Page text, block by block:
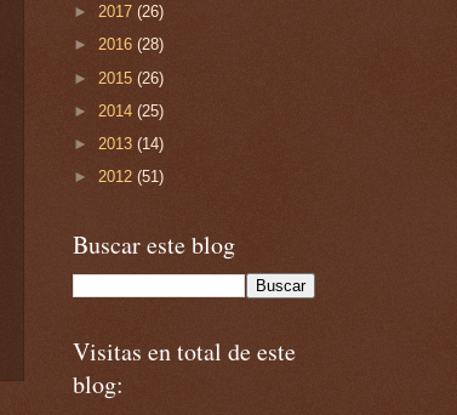
► 2017 (26)
► 2016 (28)
► 2015 (26)
► 2014 (25)
► 2013 (14)
► 2012 (51)
Buscar este blog
Visitas en total de este
blog: